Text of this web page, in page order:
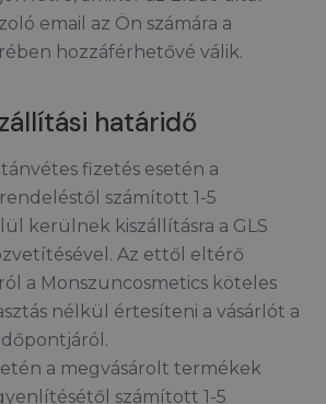
email az Ön számára a
hozzáférhetővé válik.
határidő
fizetés esetén a
számított 1-5
kerülnek kiszállításra a GLS
Az ettől eltérő
a Monszuncosmetics köteles
nélkül értesíteni a vásárlót a
a megvásárolt termékek
számított 1-5